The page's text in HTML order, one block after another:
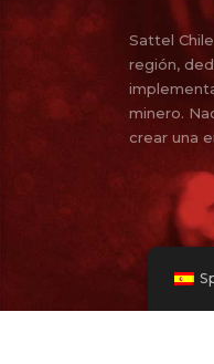
Sattel
región,
minero.
crear una